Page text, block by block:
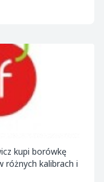
kupi borówkę
różnych kalibrach i